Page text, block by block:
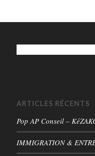
ARTICLES RÉCENTS
Pop AP Conseil –
IMMIGRATION &